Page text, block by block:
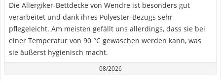
Die Allergiker-Bettdecke von Wendre ist besonders gut
verarbeitet und dank ihres Polyester-Bezugs sehr
pflegeleicht. Am meisten gefällt uns allerdings, dass sie bei
einer Temperatur von 90 °C gewaschen werden kann, was
sie äußerst hygienisch macht.
08/2026